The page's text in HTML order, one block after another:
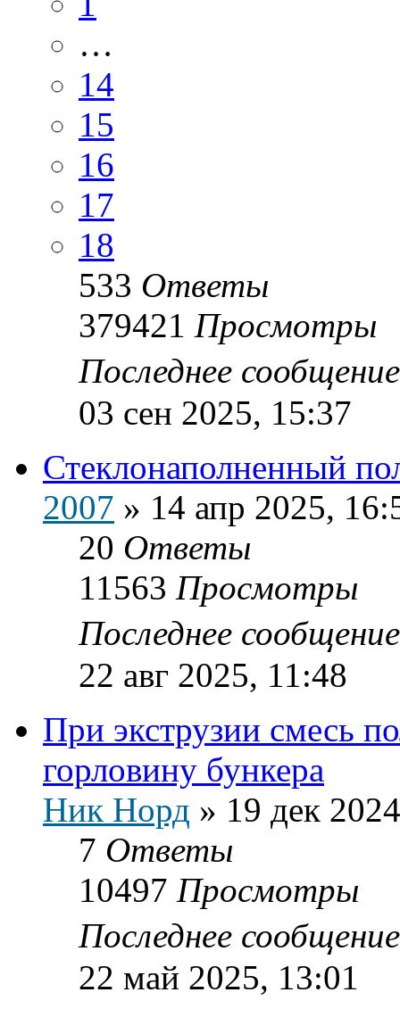
…
14
15
16
17
18
533 Ответы
379421 Просмотры
Последнее
03 сен 2025, 15:37
Стеклонаполненный
2007 » 14 апр 2025,
20 Ответы
11563 Просмотры
Последнее
22 авг 2025, 11:48
При экструзии смесь
горловину бункера
Ник Норд » 19 дек
7 Ответы
10497 Просмотры
Последнее
22 май 2025, 13:01